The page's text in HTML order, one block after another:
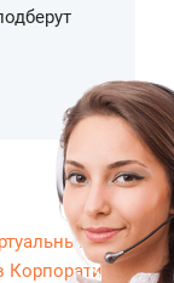
номер
Корпоративный